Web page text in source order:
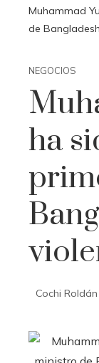
Muhammad
de
NEGOCIOS
ha
Cochi